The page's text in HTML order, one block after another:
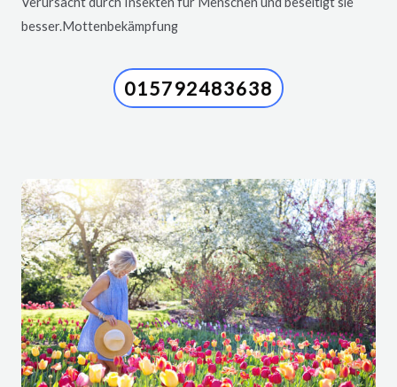
besser.Mottenbekämpfung
015792483638